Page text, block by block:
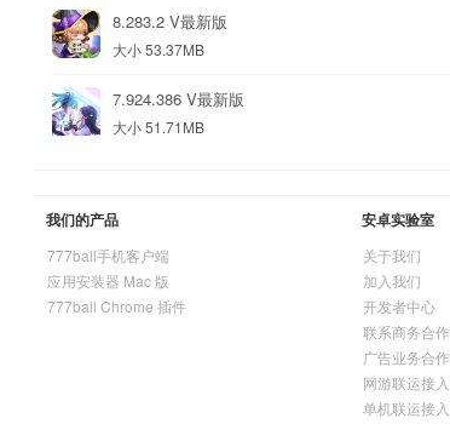
8.283.2 V最新版
大小 53.37MB
7.924.386 V最新版
大小 51.71MB
我们的产品
777ball手机客户端
应用安装器 Mac 版
777ball Chrome 插件
安卓实验室
关于我们
加入我们
开发者中心
联系商务合作
广告业务合作
网游联运接入
单机联运接入